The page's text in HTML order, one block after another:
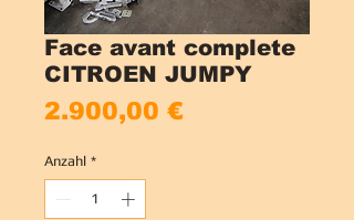
Face avant complete
CITROEN JUMPY
2.900,00 €
Anzahl *